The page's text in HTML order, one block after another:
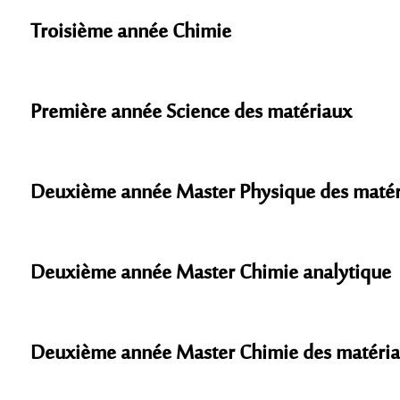
Troisième année Chimie
Première année Science des matériaux
Deuxième année Master Physique des
Deuxième année Master Chimie analytique
Deuxième année Master Chimie des